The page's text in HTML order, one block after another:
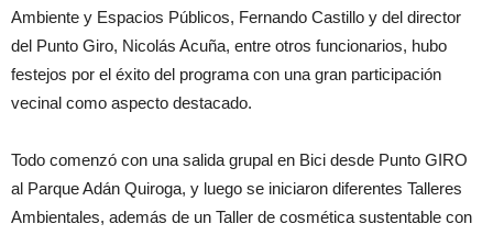
Ambiente y Espacios Públicos, Fernando Castillo y del director
del Punto Giro, Nicolás Acuña, entre otros funcionarios, hubo
festejos por el éxito del programa con una gran participación
vecinal como aspecto destacado.
Todo comenzó con una salida grupal en Bici desde Punto GIRO
al Parque Adán Quiroga, y luego se iniciaron diferentes Talleres
Ambientales, además de un Taller de cosmética sustentable con